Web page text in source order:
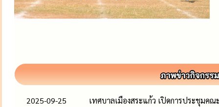
2025-09-25
เทศบาลเมืองสระแก้ว เปิดการประชุม